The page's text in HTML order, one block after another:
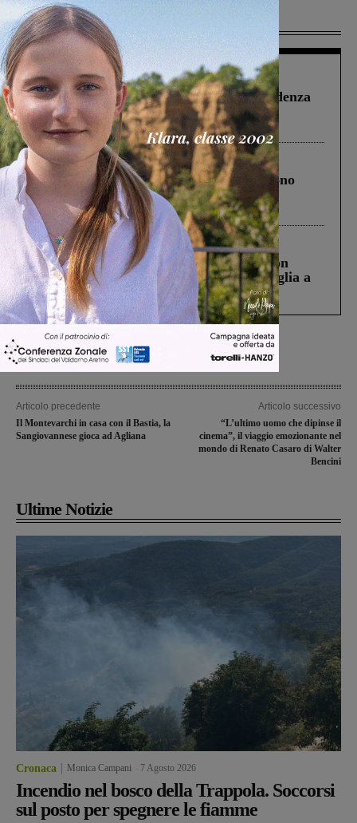
Più lette
Figline Incisa Valdarno 1 Agosto 2026
Piscina di Figline finanziata oltre la scadenza
Pnrr, il gruppo di Fratelli d’Italia: “Un
ringraziamento al Governo”
Cronaca 4 Agosto 2026
Un anno fa la strage in A1 in cui morirono
Gianni, Giulia e Franco. Lo schianto, il
processo, lo stop ai sorpassi fra tir....
Cronaca 3 Agosto 2026
Scomparso da una struttura di Castiglion
Fiorentino l’uomo che aveva ucciso la figlia a
Levane nel 2020
Articolo precedente
Il Montevarchi in casa con il Bastia, la
Sangiovannese gioca ad Agliana
Articolo successivo
“L’ultimo uomo che dipinse il
cinema”, il viaggio emozionante nel
mondo di Renato Casaro di Walter
Bencini
Ultime Notizie
Cronaca Monica Campani 7 Agosto 2026
Incendio nel bosco della Trappola. Soccorsi
sul posto per spegnere le fiamme